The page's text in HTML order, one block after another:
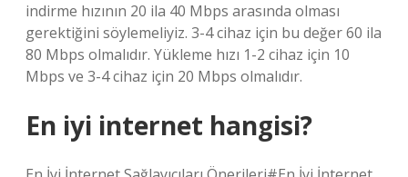
indirme hızının 20 ila 40 Mbps arasında olması
gerektiğini söylemeliyiz. 3-4 cihaz için bu değer 60 ila
80 Mbps olmalıdır. Yükleme hızı 1-2 cihaz için 10
Mbps ve 3-4 cihaz için 20 Mbps olmalıdır.
En iyi internet hangisi?